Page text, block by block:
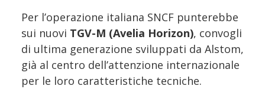
Per l’operazione italiana SNCF punterebbe
sui nuovi TGV-M (Avelia Horizon), convogli
di ultima generazione sviluppati da Alstom,
già al centro dell’attenzione internazionale
per le loro caratteristiche tecniche.